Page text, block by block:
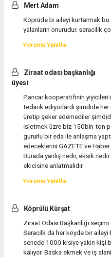
Mert Adam
Köprüde bi aileyi kurtarmak
yalanların onurudur. seracilik
Yorumu Yanıtla
Ziraat odası başkanlığı
üyesi
Pancar kooperatifinin yiyicileri
tedarik ediyorlardi şimdide
üretip şeker edemediler
işletmek üzre biz 150bin-ton
gururlu bir eda ile anlaşma
edeceklerini GAZETE ve
Burada yanlış nedir, eksik
ekicisine anlatmalıdır.
Yorumu Yanıtla
Köprülü Kürşat
Ziraat Odası Başkanlığı
Seracilk da her köyde bir
senede 1000 kisiye yakin kişi
kalıyor. Baska ekmek ve iş